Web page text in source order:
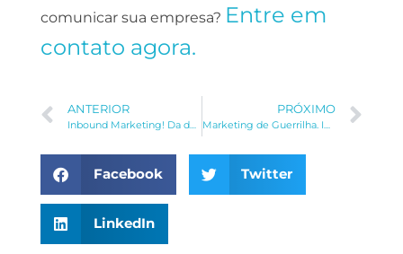
comunicar sua empresa? Entre em
contato agora.
ANTERIOR PRÓXIMO
Facebook Twitter
LinkedIn